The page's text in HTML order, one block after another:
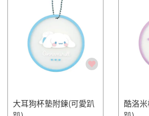
大耳狗杯墊附鍊(可愛趴
酷洛